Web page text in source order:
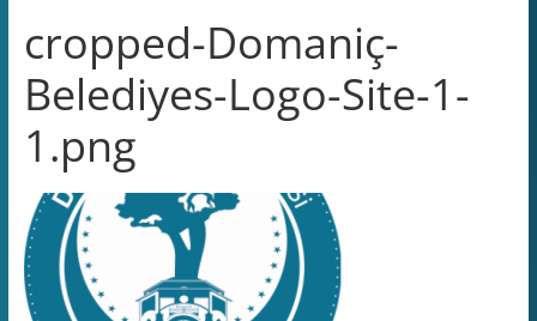
cropped-Domaniç-
Belediyes-Logo-Site-1-
1.png